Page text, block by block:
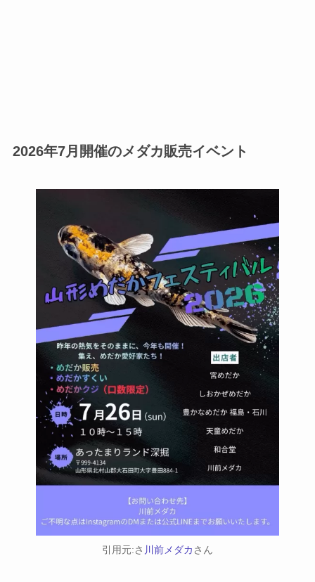
2026年7月開催のメダカ販売イベント
引用元:さ 川前メダカ さん